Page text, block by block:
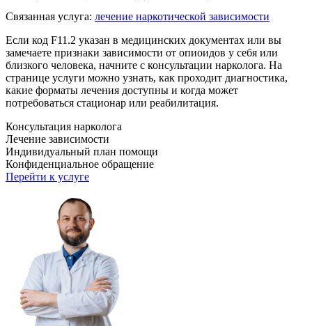
Связанная услуга: лечение наркотической зависимости
Если код F11.2 указан в медицинских документах или вы
замечаете признаки зависимости от опиоидов у себя или
близкого человека, начните с консультации нарколога. На
странице услуги можно узнать, как проходит диагностика,
какие форматы лечения доступны и когда может
потребоваться стационар или реабилитация.
Консультация нарколога
Лечение зависимости
Индивидуальный план помощи
Конфиденциальное обращение
Перейти к услуге